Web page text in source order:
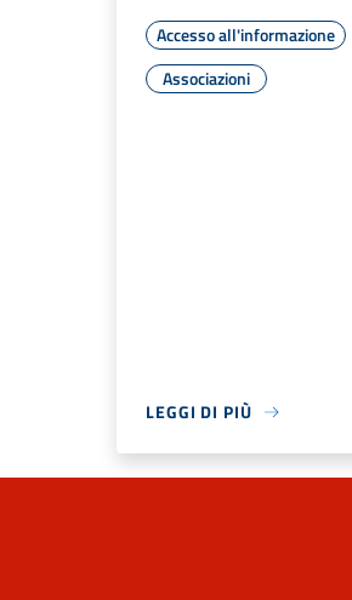
Accesso all'informazione
Associazioni
LEGGI DI PIÙ